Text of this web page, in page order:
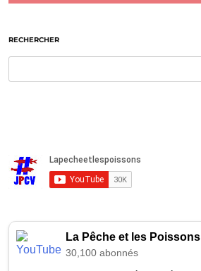
RECHERCHER
La Pêche et les Poissons
30,100 abonnés